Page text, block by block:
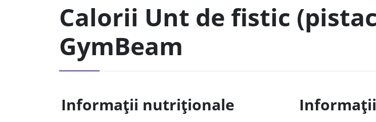
Calorii Unt de fistic
GymBeam
Informații nutriționale